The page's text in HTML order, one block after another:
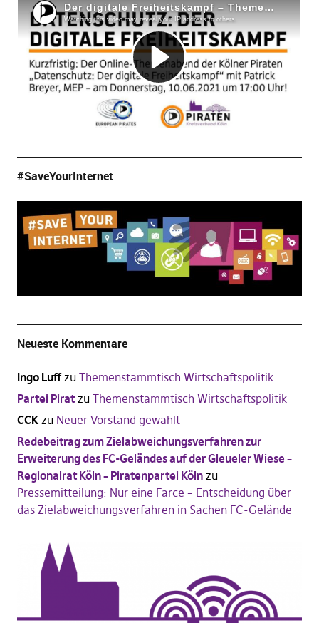
#SaveYourInternet
Neueste Kommentare
Ingo Luffzu Themenstammtisch Wirtschaftspolitik
Partei Piratzu Themenstammtisch Wirtschaftspolitik
CCKzu Neuer Vorstand gewählt
Redebeitrag zum Zielabweichungsverfahren zur
Erweiterung des FC-Geländes auf der Gleueler Wiese –
Regionalrat Köln – Piratenpartei Kölnzu
Pressemitteilung: Nur eine Farce – Entscheidung über
das Zielabweichungsverfahren in Sachen FC-Gelände